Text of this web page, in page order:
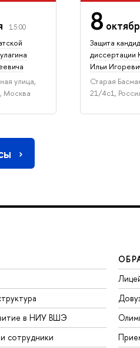
15:00
улица,
Москва
8
Защита
диссертации
Ильи
Старая
21/4с1,
в НИУ ВШЭ
сотрудники